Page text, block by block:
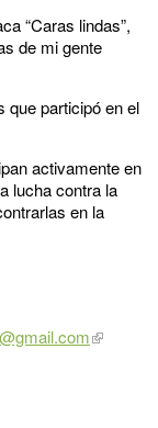
“Caras lindas”,
de mi gente
que participó en el
activamente en
lucha contra la
en la